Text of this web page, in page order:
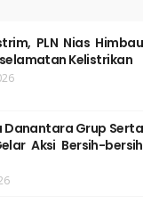
PLN Nias Himbau
Kelistrikan
Danantara Grup Serta
Aksi Bersih-bersih